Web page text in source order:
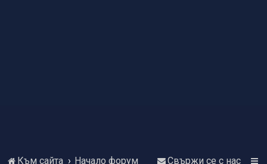
Към сайта Начало форум Свържи се с нас